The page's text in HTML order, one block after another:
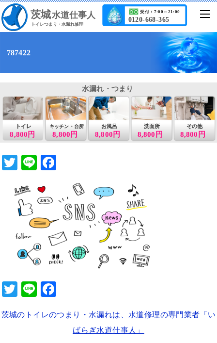
茨城水道仕事人
トイレつまり・水漏れ修理
0120-668-365
受付：7:00～21:00
787422
8,800円
トイレ
8,800円
キッチン・台所 お風呂
8,800円
洗面所
8,800円
その他
8,800円
水漏れ・つまり
T
tt
er
Li
e
c
e
b
o
o
T
tt
Li
e c
茨城のトイレのつまり・水漏れは、水道修理の専門業者「い
ばらぎ水道仕事人」